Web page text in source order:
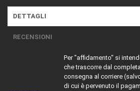
DETTAGLI
RECENSIONI
Per "affidamento" si
che trascorre dal
consegna al corriere
di cui è pervenuto il